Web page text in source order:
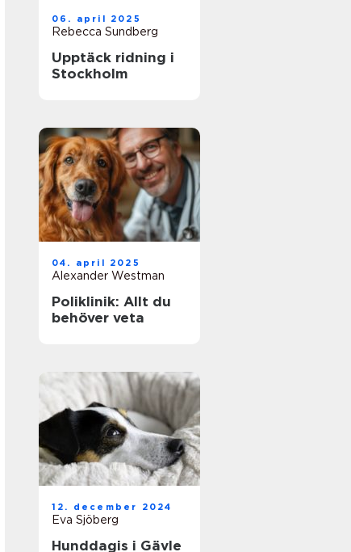
06. april 2025
Rebecca Sundberg
Upptäck ridning i
Stockholm
04. april 2025
Alexander Westman
Poliklinik: Allt du
behöver veta
12. december 2024
Eva Sjöberg
Hunddagis i Gävle